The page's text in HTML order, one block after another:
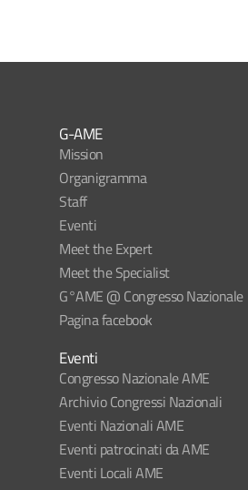
G-AME
Mission
Organigramma
Staff
Eventi
Meet the Expert
Meet the Specialist
G°AME @ Congresso Nazionale
Pagina facebook
Eventi
Congresso Nazionale AME
Archivio Congressi Nazionali
Eventi Nazionali AME
Eventi patrocinati da AME
Eventi Locali AME